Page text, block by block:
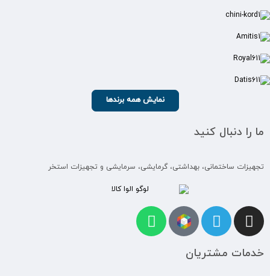
نمایش همه برندها
ما را دنبال کنید
تجهیزات ساختمانی، بهداشتی، گرمایشی، سرمایشی و تجهیزات استخر
خدمات مشتریان